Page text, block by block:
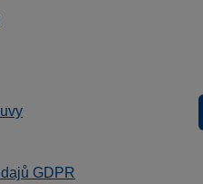
GDPR